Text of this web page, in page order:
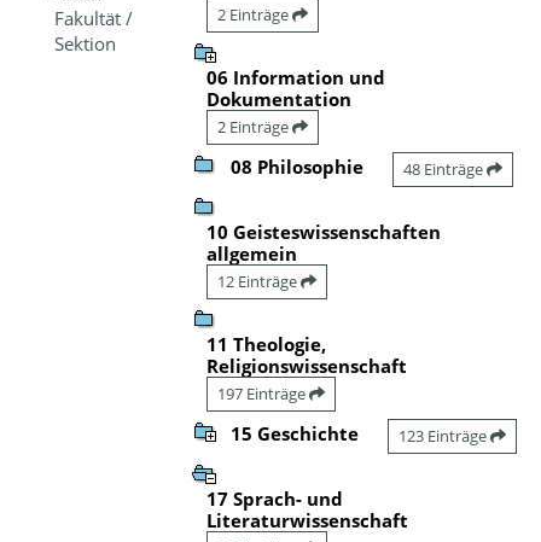
Fakultät /
Sektion
2 Einträge
06 Information und
Dokumentation
2 Einträge
08 Philosophie 48 Einträge
10 Geisteswissenschaften
allgemein
12 Einträge
11 Theologie,
Religionswissenschaft
197 Einträge
15 Geschichte 123 Einträge
17 Sprach- und
Literaturwissenschaft